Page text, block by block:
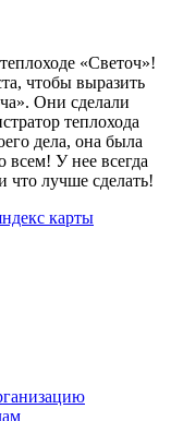
«Светоч»!
чтобы выразить
Они сделали
теплохода
дела, она была
всем! У нее всегда
что лучше сделать!